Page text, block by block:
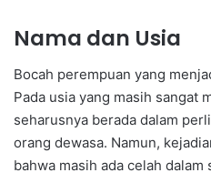
Nama dan Usia
Bocah perempuan yang
Pada usia yang masih sangat
seharusnya berada dalam
orang dewasa. Namun,
bahwa masih ada celah